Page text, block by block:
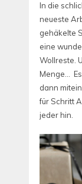
In die
neueste
gehäkelte
eine
Wollreste.
Menge…
dann
für Schritt
jeder hin.